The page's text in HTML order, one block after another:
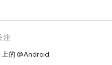
注
上的 @Android